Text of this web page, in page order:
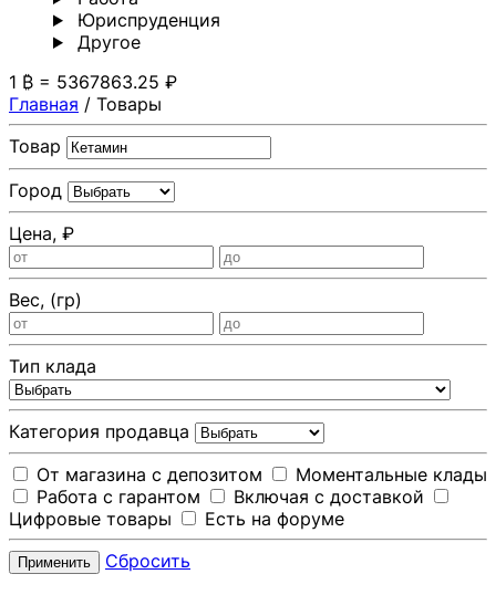
Юриспруденция
Другoе
1 ₿ = 5367863.25 ₽
Главная / Товары
Товар
Город
Цена, ₽
Вес, (гр)
Тип клада
Категория продавца
От магазина с депозитом
Моментальные клады
Работа с гарантом
Включая с доставкой
Цифровые товары
Есть на форуме
Применить Сбросить